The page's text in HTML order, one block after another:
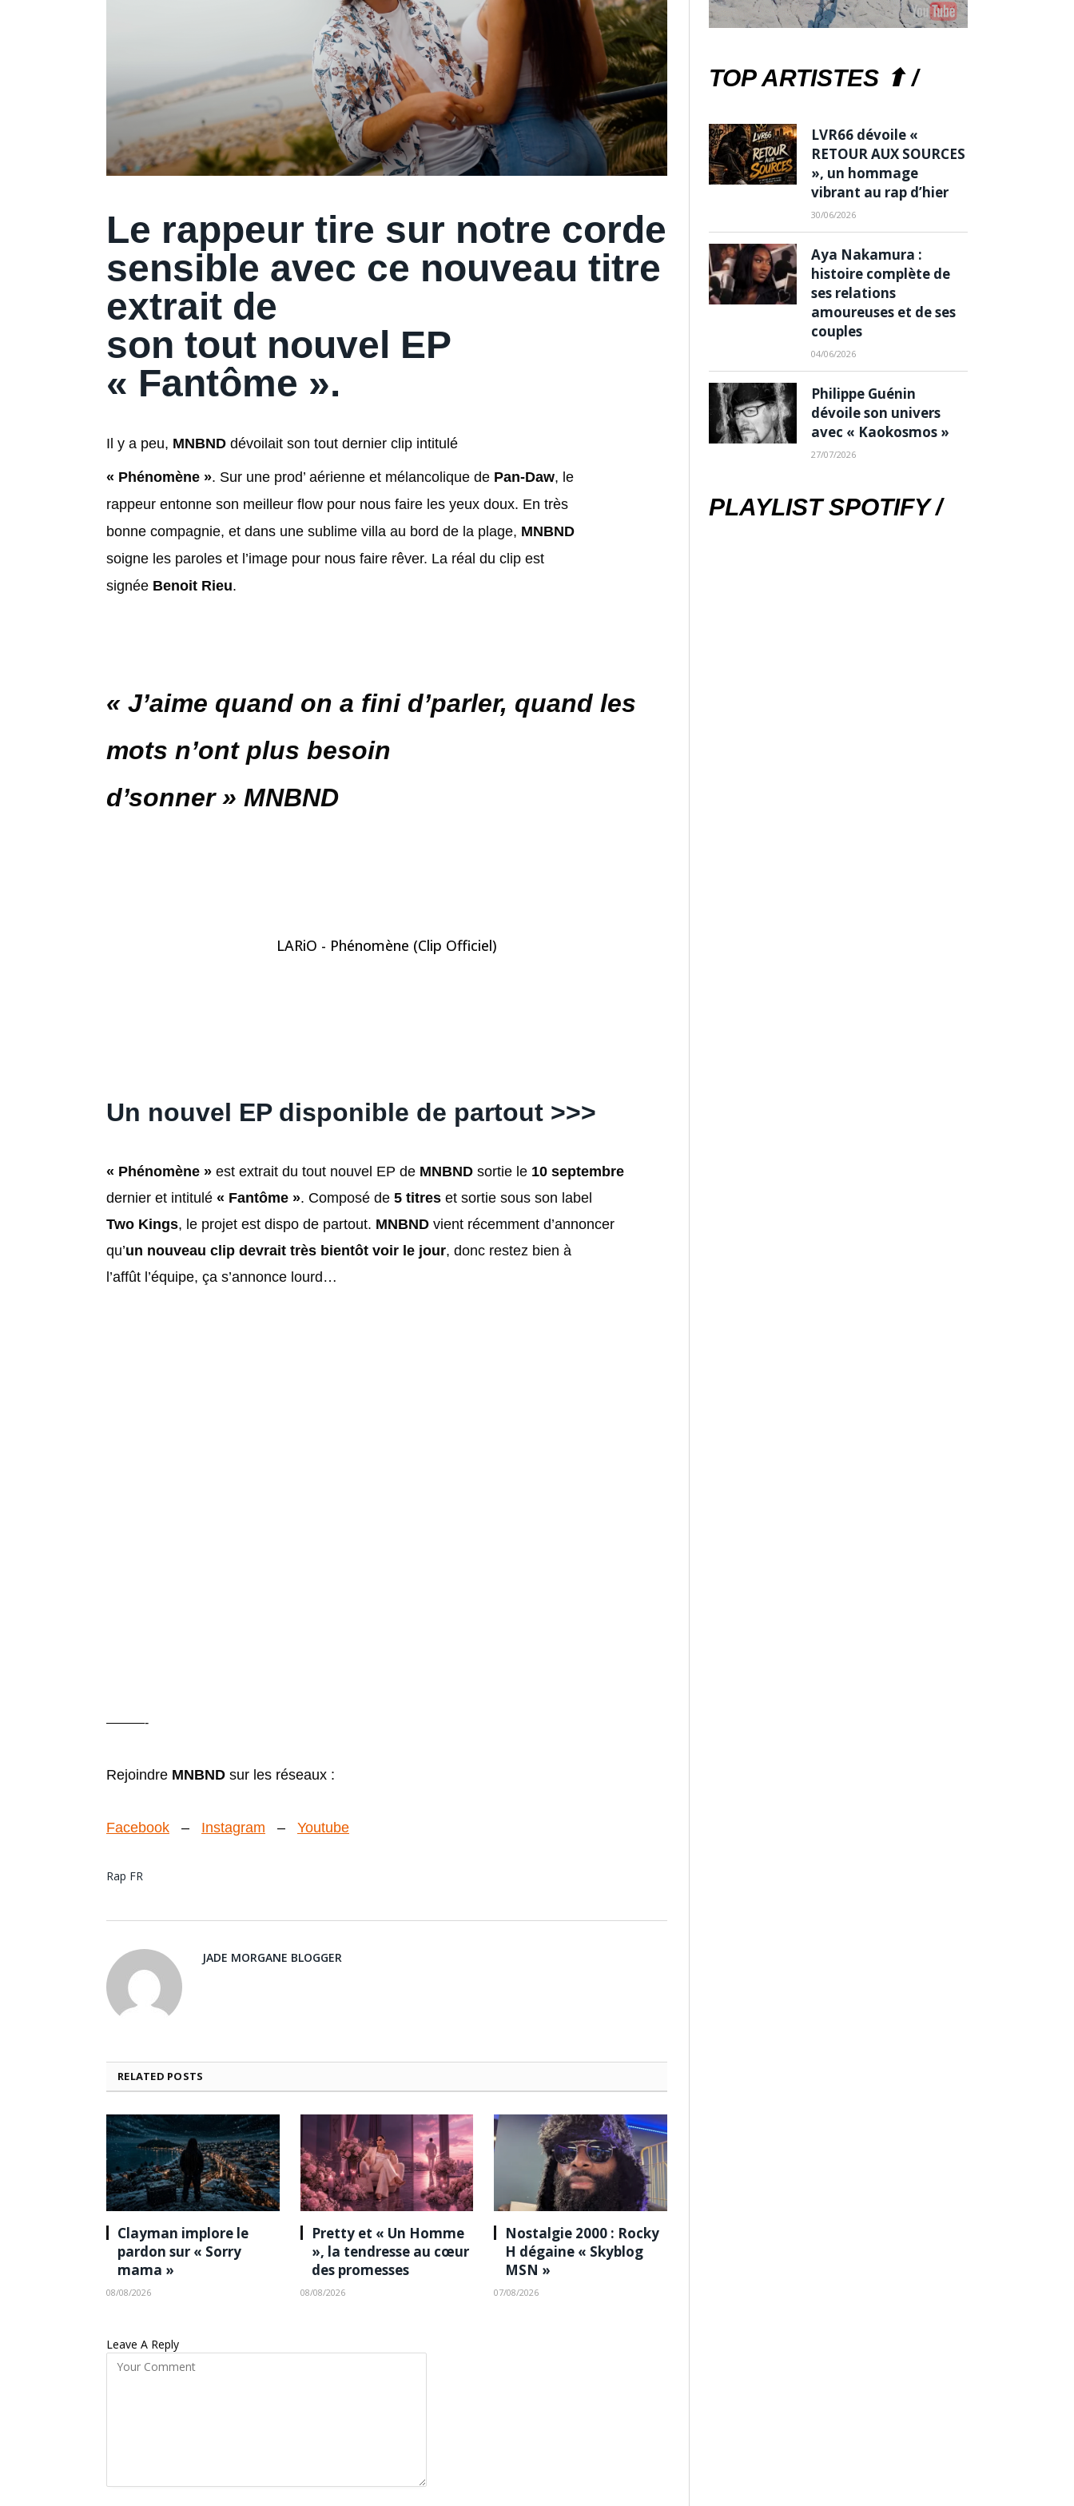
Le rappeur tire sur notre corde
sensible avec ce nouveau titre
extrait de
son tout nouvel EP
« Fantôme ».
Il y a peu, MNBND dévoilait son tout dernier clip intitulé
« Phénomène ». Sur une prod’ aérienne et mélancolique de Pan-Daw, le
rappeur entonne son meilleur flow pour nous faire les yeux doux. En très
bonne compagnie, et dans une sublime villa au bord de la plage, MNBND
soigne les paroles et l’image pour nous faire rêver. La réal du clip est
signée Benoit Rieu.
« J’aime quand on a fini d’parler, quand les
mots n’ont plus besoin
d’sonner » MNBND
LARiO - Phénomène (Clip Officiel)
Un nouvel EP disponible de partout >>>
« Phénomène » est extrait du tout nouvel EP de MNBND sortie le 10 septembre
dernier et intitulé « Fantôme ». Composé de 5 titres et sortie sous son label
Two Kings, le projet est dispo de partout. MNBND vient récemment d’annoncer
qu’un nouveau clip devrait très bientôt voir le jour, donc restez bien à
l’affût l’équipe, ça s’annonce lourd…
———-
Rejoindre MNBND sur les réseaux :
Facebook – Instagram – Youtube
Rap FR
JADE MORGANE BLOGGER
RELATED POSTS
Clayman implore le
pardon sur « Sorry
mama »
08/08/2026
Pretty et « Un Homme
», la tendresse au cœur
des promesses
08/08/2026
Nostalgie 2000 : Rocky
H dégaine « Skyblog
MSN »
07/08/2026
Leave A Reply
TOP ARTISTES ⬆ /
LVR66 dévoile «
RETOUR AUX SOURCES
», un hommage
vibrant au rap d’hier
30/06/2026
Aya Nakamura :
histoire complète de
ses relations
amoureuses et de ses
couples
04/06/2026
Philippe Guénin
dévoile son univers
avec « Kaokosmos »
27/07/2026
PLAYLIST SPOTIFY /